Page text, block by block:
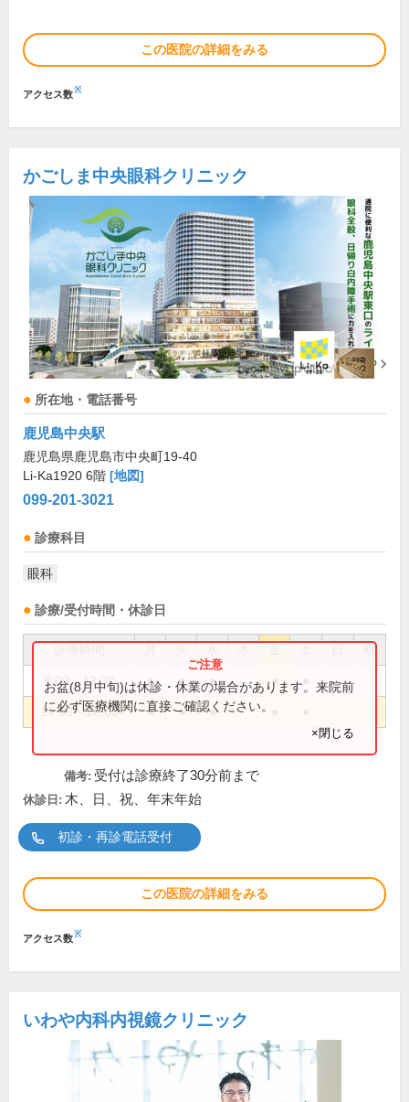
この医院の詳細をみる
アクセス数※
かごしま中央眼科クリニック
所在地・電話番号
鹿児島中央駅
鹿児島県鹿児島市中央町19-40
Li-Ka1920 6階 [地図]
099-201-3021
診療科目
眼科
診療/受付時間・休診日
祝
9:00～12:30 ● ● ● ●
14:00～18:00 ● ● ●
お盆(8月中旬)は休診・休業の場合があります。来院前
に必ず医療機関に直接ご確認ください。
×閉じる
備考: 受付は診療終了30分前まで
休診日: 木、日、祝、年末年始
初診・再診電話受付
この医院の詳細をみる
アクセス数※
いわや内科内視鏡クリニック